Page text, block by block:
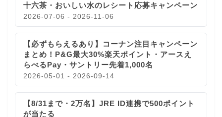
十六茶・おいしい水のレシート応募キャンペーン
2026-07-06 - 2026-11-06
【必ずもらえるあり】コーナン注目キャンペーン
まとめ！P&G最大30%楽天ポイント・アースえ
らべるPay・サントリー先着1,000名
2026-05-01 - 2026-09-14
【8/31まで・2万名】JRE ID連携で500ポイント
が当たる